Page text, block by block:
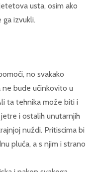
usta, osim ako
izvukli.
no svakako
bude učinkovito u
ta tehnika može biti i
i ostalih unutarnjih
nuždi. Pritiscima bi
pluća, a s njim i strano